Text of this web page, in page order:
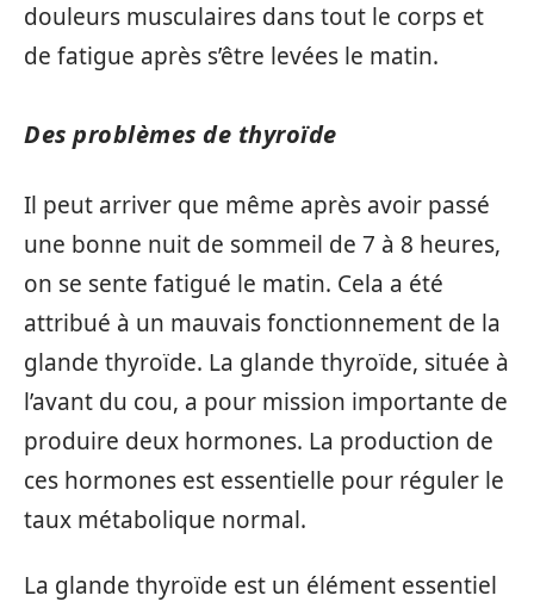
douleurs musculaires dans tout le corps et
de fatigue après s’être levées le matin.
Des problèmes de thyroïde
Il peut arriver que même après avoir passé
une bonne nuit de sommeil de 7 à 8 heures,
on se sente fatigué le matin. Cela a été
attribué à un mauvais fonctionnement de la
glande thyroïde. La glande thyroïde, située à
l’avant du cou, a pour mission importante de
produire deux hormones. La production de
ces hormones est essentielle pour réguler le
taux métabolique normal.
La glande thyroïde est un élément essentiel